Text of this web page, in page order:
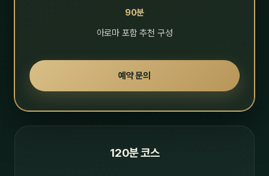
90분
아로마 포함 추천 구성
예약 문의
120분 코스